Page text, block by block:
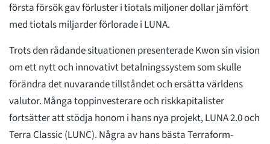
första försök gav förluster i tiotals miljoner dollar jämfört
med tiotals miljarder förlorade i LUNA.
Trots den rådande situationen presenterade Kwon sin vision
om ett nytt och innovativt betalningssystem som skulle
förändra det nuvarande tillståndet och ersätta världens
valutor. Många toppinvesterare och riskkapitalister
fortsätter att stödja honom i hans nya projekt, LUNA 2.0 och
Terra Classic (LUNC). Några av hans bästa Terraform-